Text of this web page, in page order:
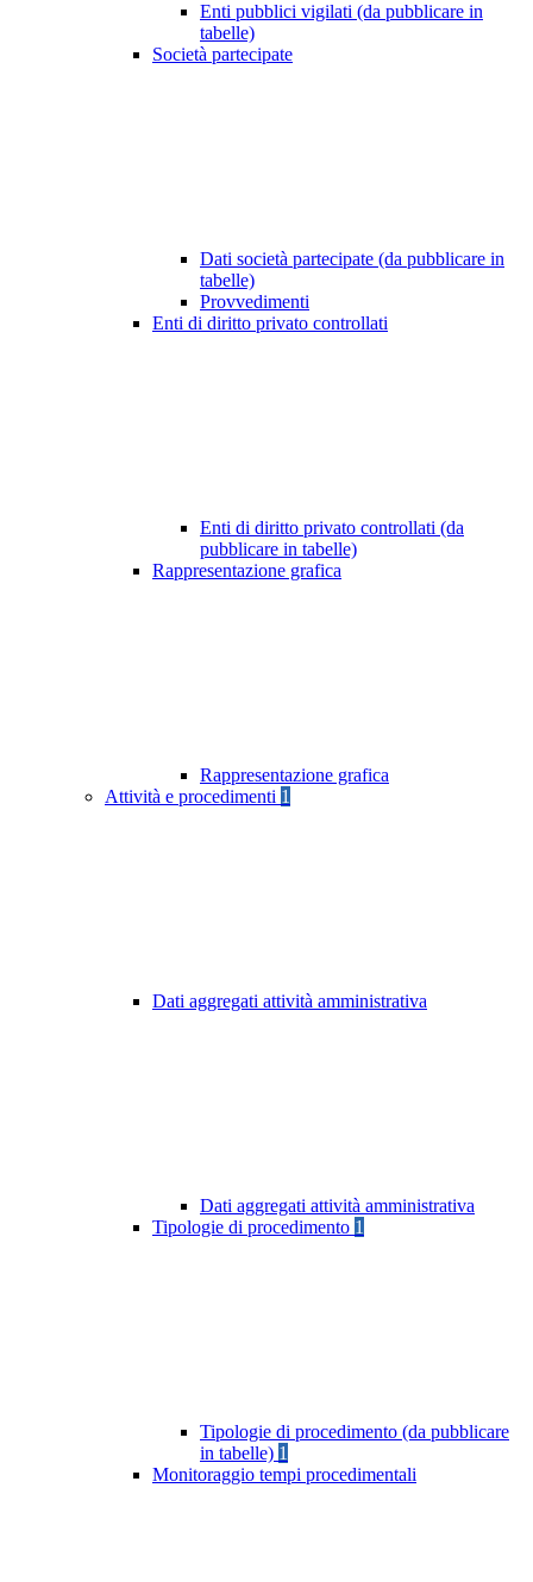
Enti pubblici vigilati (da pubblicare in
tabelle)
Società partecipate
Dati società partecipate (da pubblicare in
tabelle)
Provvedimenti
Enti di diritto privato controllati
Enti di diritto privato controllati (da
pubblicare in tabelle)
Rappresentazione grafica
Rappresentazione grafica
Attività e procedimenti 1
Dati aggregati attività amministrativa
Dati aggregati attività amministrativa
Tipologie di procedimento 1
Tipologie di procedimento (da pubblicare
in tabelle) 1
Monitoraggio tempi procedimentali